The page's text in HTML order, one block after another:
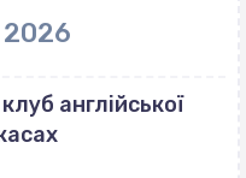
2026
англійської